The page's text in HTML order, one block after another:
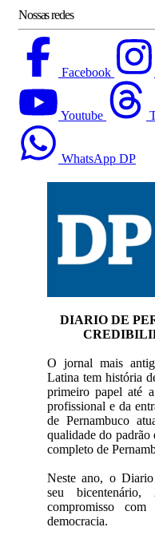
Nossas redes
Facebook
Youtube
WhatsApp DP
DIARIO DE
O jornal mais
Latina tem história
primeiro papel até
profissional e da
de Pernambuco
qualidade do padrão
completo de
Neste ano, o
seu
compromisso
democracia.